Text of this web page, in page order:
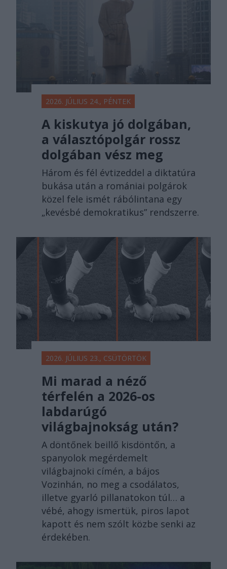
2026. JÚLIUS 24., PÉNTEK
A kiskutya jó dolgában,
a választópolgár rossz
dolgában vész meg
Három és fél évtizeddel a diktatúra
bukása után a romániai polgárok
közel fele ismét rábólintana egy
„kevésbé demokratikus” rendszerre.
2026. JÚLIUS 23., CSÜTÖRTÖK
Mi marad a néző
térfelén a 2026-os
labdarúgó
világbajnokság után?
A döntőnek beillő kisdöntőn, a
spanyolok megérdemelt
világbajnoki címén, a bájos
Vozinhán, no meg a csodálatos,
illetve gyarló pillanatokon túl… a
vébé, ahogy ismertük, piros lapot
kapott és nem szólt közbe senki az
érdekében.